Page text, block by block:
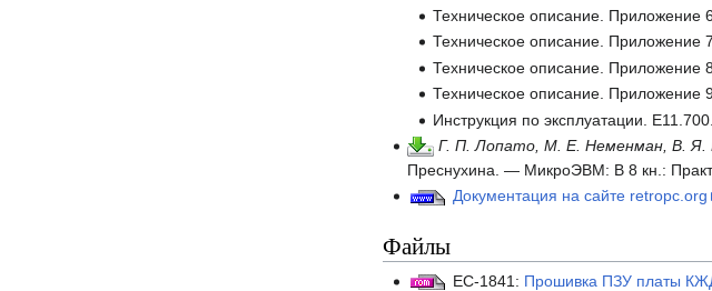
Техническое описание. Приложение
Техническое описание. Приложение
Техническое описание. Приложение
Техническое описание. Приложение
Инструкция по эксплуатации.
Г. П. Лопато, М. Е. Неменман, В. Я.
Преснухина. — МикроЭВМ: В 8 кн.:
Документация на сайте retropc.org
Файлы
ЕС-1841: Прошивка ПЗУ платы